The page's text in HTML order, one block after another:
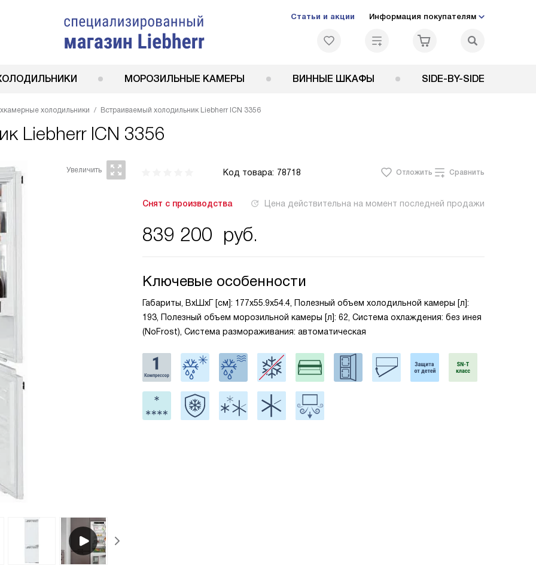
Статьи и акции Информация покупателям
МОРОЗИЛЬНЫЕ КАМЕРЫ ВИННЫЕ ШКАФЫ SIDE-BY-SIDE
холодильники Встраиваемый холодильник Liebherr ICN 3356
Liebherr ICN 3356
Код товара: 78718 Отложить Сравнить
Снят с производства Цена действительна на момент последней продажи
839 200 руб.
Ключевые особенности
Габариты, ВxШxГ [см]: 177x55.9x54.4, Полезный объем холодильной камеры [л]:
193, Полезный объем морозильной камеры [л]: 62, Система охлаждения: без инея
(NoFrost), Система размораживания: автоматическая